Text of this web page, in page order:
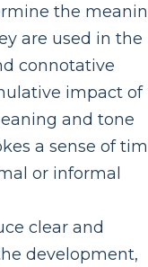
the
are used in the
connotative
impact of
and tone
a sense of
or informal
clear and
development,